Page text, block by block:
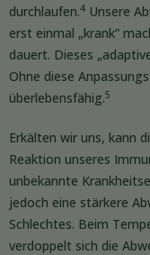
durchlaufen.4 Unsere
erst einmal „krank“
dauert. Dieses
Ohne diese
überlebensfähig.5
Erkälten wir uns, kann
Reaktion unseres
unbekannte
jedoch eine stärkere
Schlechtes. Beim
verdoppelt sich die